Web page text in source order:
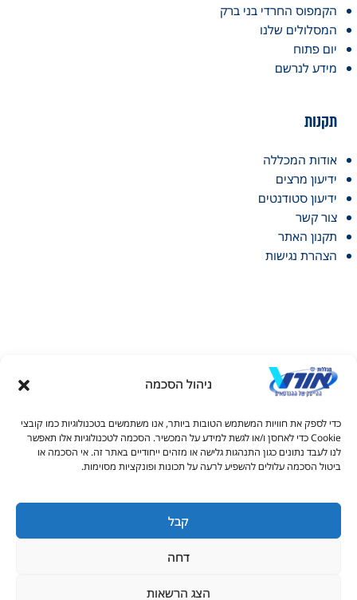
ניהול הסכמה
כדי לספק את חוויות המשתמש הטובות ביותר, אנו משתמשים בטכנולוגיות כמו קובצי
Cookie כדי לאחסן ו/או לגשת למידע על המכשיר. הסכמה לטכנולוגיות אלו תאפשר
לנו לעבד נתונים כגון התנהגות גלישה או מזהים ייחודיים באתר זה. אי הסכמה או
ביטול הסכמה עלולים להשפיע לרעה על תכונות ופונקציות מסוימות.
קבל
דחה
הצג הרשאות
הקמפוס החרדי בני ברק
המסלולים שלנו
יום פתוח
מידע לנרשם
תקנות
אודות המכללה
ידיעון מרצים
ידיעון סטודנטים
צור קשר
תקנון האתר
הצהרת נגישות
© כל הזכויות שמורות למכללות אורט 2026
s_info@ort.org.il
1-700-50-90-20
טקסט
טקסט